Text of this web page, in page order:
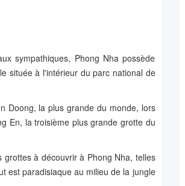
sympathiques, Phong Nha possède
située à l'intérieur du parc national de
Doong, la plus grande du monde, lors
En, la troisième plus grande grotte du
à découvrir à Phong Nha, telles
est paradisiaque au milieu de la jungle